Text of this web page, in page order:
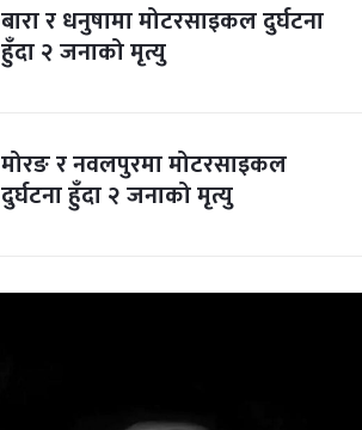
बारा र धनुषामा मोटरसाइकल दुर्घटना
हुँदा २ जनाको मृत्यु
मोरङ र नवलपुरमा मोटरसाइकल
दुर्घटना हुँदा २ जनाको मृत्यु